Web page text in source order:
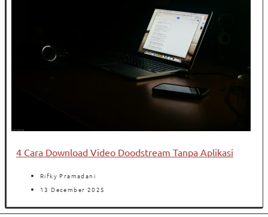
4 Cara Download Video Doodstream Tanpa Aplikasi
Rifky Pramadani
13 December 2025